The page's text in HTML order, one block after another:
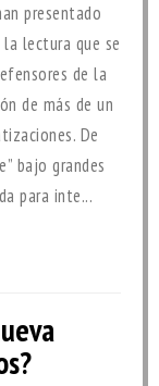
presentado
lectura que se
de la
de más de un
De
bajo grandes
para inte...